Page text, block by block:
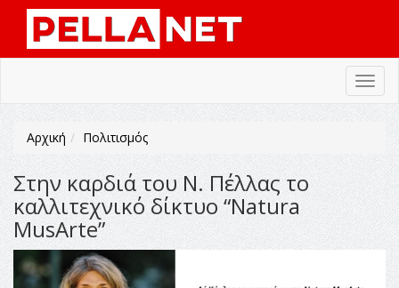
Αρχική Πολιτισμός
Στην καρδιά του Ν. Πέλλας το
καλλιτεχνικό δίκτυο “Natura
MusArte”